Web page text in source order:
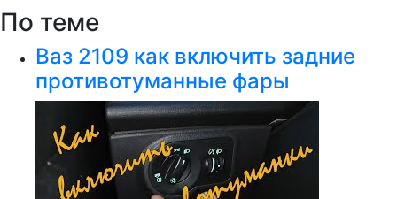
По теме
Ваз 2109 как включить задние
противотуманные фары